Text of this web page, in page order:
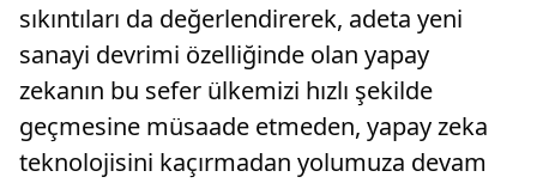
sıkıntıları da değerlendirerek, adeta yeni
sanayi devrimi özelliğinde olan yapay
zekanın bu sefer ülkemizi hızlı şekilde
geçmesine müsaade etmeden, yapay zeka
teknolojisini kaçırmadan yolumuza devam